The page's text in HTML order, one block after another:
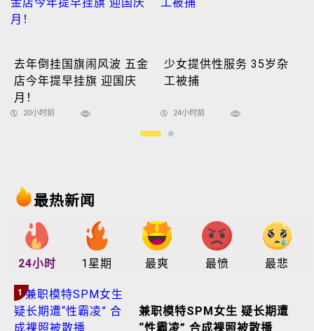
去年倒挂国旗闹风波 五金
店今年提早挂旗 迎国庆
月！
20小时前
少女提供性服务 35岁杂
工被捕
24小时前
最热新闻
24小时 1星期 最爽 最愤 最悲
1
兼职模特SPM女生 疑长期遭
“性霸凌” 合成裸照被散播